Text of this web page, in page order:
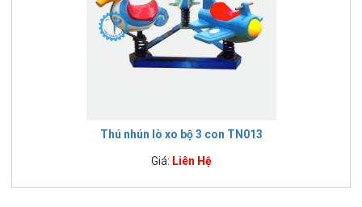
Thú nhún lò xo bộ 3 con TN013
Giá: Liên Hệ